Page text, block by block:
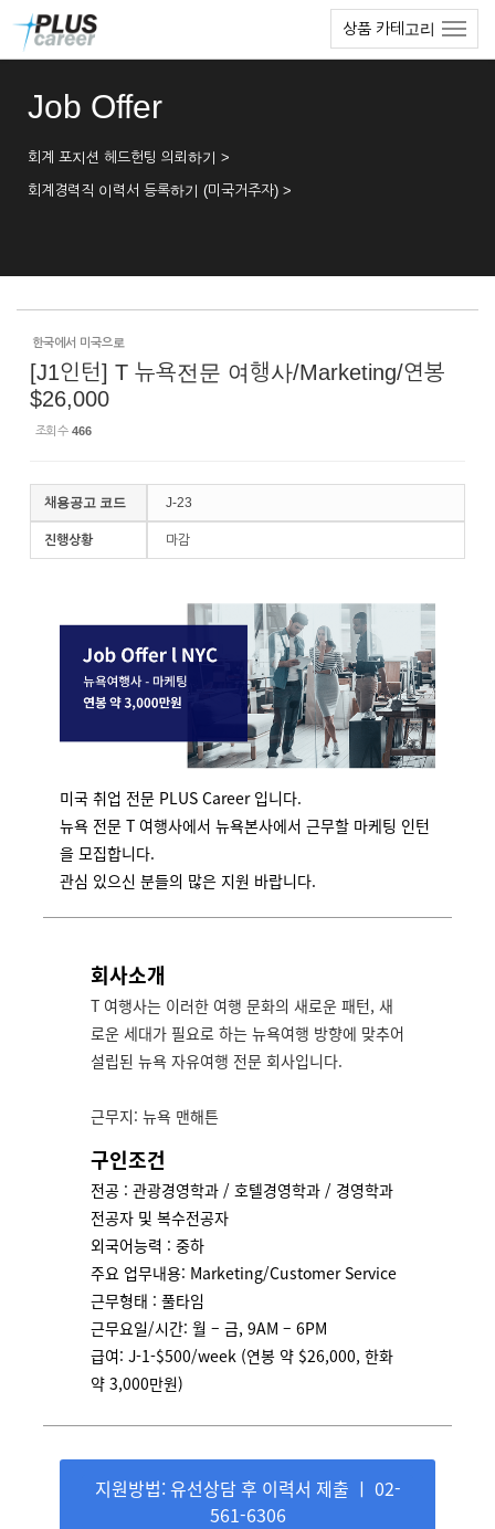
상품 카테고리
Job Offer
회계 포지션 헤드헌팅 의뢰하기 >
회계경력직 이력서 등록하기 (미국거주자) >
한국에서 미국으로
[J1인턴] T 뉴욕전문 여행사/Marketing/연봉
$26,000
조회 수 466
채용공고 코드 J-23
진행상황 마감
미국 취업 전문 PLUS Career 입니다.
뉴욕 전문 T 여행사에서 뉴욕본사에서 근무할 마케팅 인턴
을 모집합니다.
관심 있으신 분들의 많은 지원 바랍니다.
회사소개
T 여행사는 이러한 여행 문화의 새로운 패턴, 새
로운 세대가 필요로 하는 뉴욕여행 방향에 맞추어
설립된 뉴욕 자유여행 전문 회사입니다.
근무지: 뉴욕 맨해튼
구인조건
전공 : 관광경영학과 / 호텔경영학과 / 경영학과
전공자 및 복수전공자
외국어능력 : 중하
주요 업무내용: Marketing/Customer Service
근무형태 : 풀타임
근무요일/시간: 월 – 금, 9AM – 6PM
급여: J-1-$500/week (연봉 약 $26,000, 한화
약 3,000만원)
지원방법: 유선상담 후 이력서 제출 ㅣ 02-
561-6306